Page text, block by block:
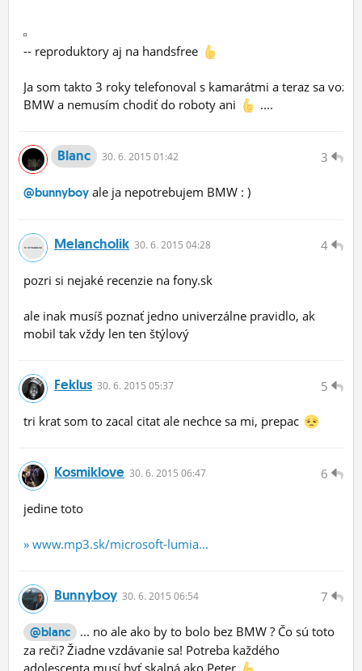
-- reproduktory aj na handsfree
Ja som takto 3 roky telefonoval s kamarátmi a teraz sa
BMW a nemusím chodiť do roboty ani
....
3
Blanc 30. 6. 2015 01:42
@bunnyboy ale ja nepotrebujem BMW : )
4
Melancholik 30. 6. 2015 04:28
pozri si nejaké recenzie na fony.sk
ale inak musíš poznať jedno univerzálne pravidlo, ak
mobil tak vždy len ten štýlový
5
Feklus 30. 6. 2015 05:37
tri krat som to zacal citat ale nechce sa mi, prepac
6
Kosmiklove 30. 6. 2015 06:47
jedine toto
» www.mp3.sk/microsoft-lumia...
7
Bunnyboy 30. 6. 2015 06:54
@blanc
... no ale ako by to bolo bez BMW ? Čo sú toto
za reči? Žiadne vzdávanie sa! Potreba každého